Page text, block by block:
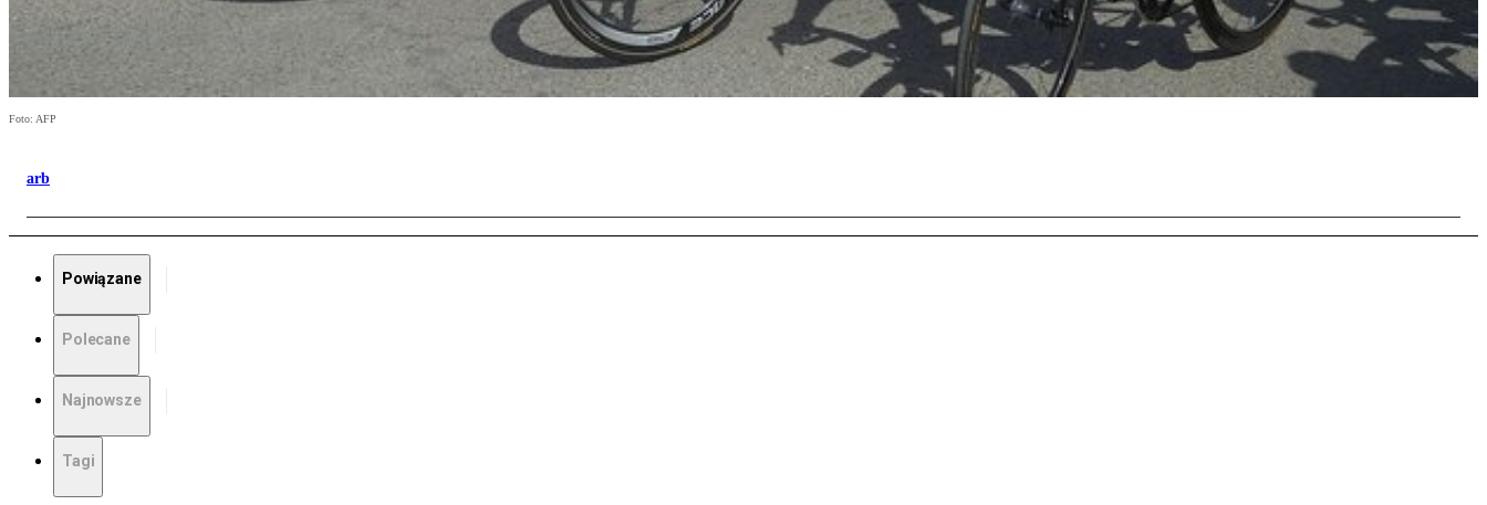
Foto: AFP
arb
Powiązane
Polecane
Najnowsze
Tagi